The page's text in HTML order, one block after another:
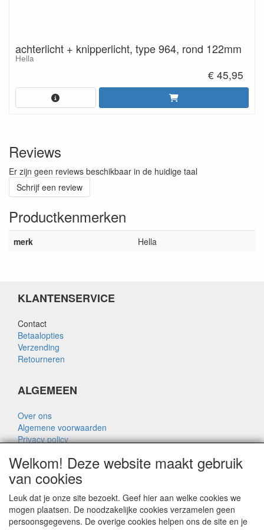
achterlicht + knipperlicht, type 964, rond 122mm
Hella
€ 45,95
Reviews
Er zijn geen reviews beschikbaar in de huidige taal
Schrijf een review
Productkenmerken
merk Hella
KLANTENSERVICE
Contact
Betaalopties
Verzending
Retourneren
ALGEMEEN
Over ons
Algemene voorwaarden
Privacy policy
Over Rik Thijssen
ALGEMEEN
Welkom! Deze website maakt gebruik
van cookies
Leuk dat je onze site bezoekt. Geef hier aan welke cookies we
mogen plaatsen. De noodzakelijke cookies verzamelen geen
persoonsgegevens. De overige cookies helpen ons de site en je